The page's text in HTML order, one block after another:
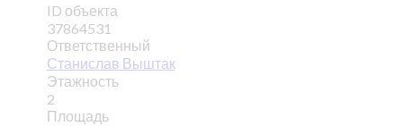
ID объекта
37864531
Ответственный
Станислав Выштак
Этажность
2
Площадь